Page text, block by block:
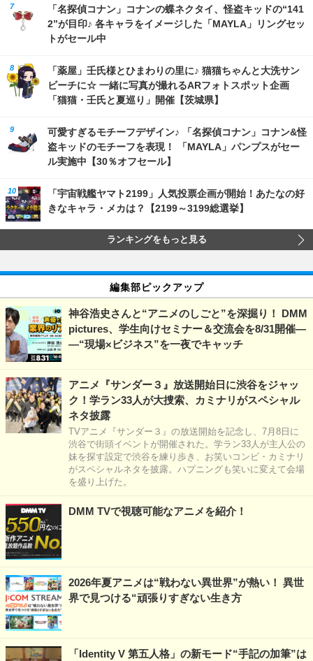
「名探偵コナン」コナンの蝶ネクタイ、怪盗キッドの“141
2”が目印♪ 各キャラをイメージした「MAYLA」リングセッ
トがセール中
「薬屋」壬氏様とひまわりの里に♪ 猫猫ちゃんと大洗サン
ビーチに☆ 一緒に写真が撮れるARフォトスポット企画
「猫猫・壬氏と夏巡り」開催【茨城県】
可愛すぎるモチーフデザイン♪ 「名探偵コナン」コナン&怪
盗キッドのモチーフを表現！ 「MAYLA」パンプスがセー
ル実施中【30％オフセール】
「宇宙戦艦ヤマト2199」人気投票企画が開始！あたなの好
きなキャラ・メカは？【2199～3199総選挙】
ランキングをもっと見る
編集部ピックアップ
神谷浩史さんと“アニメのしごと”を深掘り！ DMM
pictures、学生向けセミナー＆交流会を8/31開催―
―“現場×ビジネス”を一夜でキャッチ
アニメ『サンダー３』放送開始日に渋谷をジャッ
ク！学ラン33人が大捜索、カミナリがスペシャル
ネタ披露
TVアニメ『サンダー３』の放送開始を記念し、7月8日に
渋谷で街頭イベントが開催された。学ラン33人が主人公の
妹を探す設定で渋谷を練り歩き、お笑いコンビ・カミナリ
がスペシャルネタを披露。ハプニングも笑いに変えて会場
を盛り上げた。
DMM TVで視聴可能なアニメを紹介！
2026年夏アニメは“戦わない異世界”が熱い！ 異世
界で見つける“頑張りすぎない生き方
「Identity V 第五人格」の新モード“手記の加筆”は